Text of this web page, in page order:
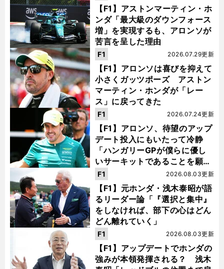
【F1】アストンマーティン・ホ
ンダ「最大級のダウンフォース
増」を実現するも、アロンソが
苦言を呈した理由
【F1】アロンソは喜びを抑えて
小さくガッツポーズ アストン
マーティン・ホンダが「レー
ス」に戻ってきた
2026.07.29更新
F1
【F1】アロンソ、待望のアップ
デート投入にもいたって冷静
「ハンガリーGPが僕らに優し
いサーキットであることを願
う」
2026.07.24更新
F1
【F1】元ホンダ・浅木泰昭が語
るリーダー論「『選択と集中』
をしなければ、部下の心はどん
どん離れていく」
2026.08.03更新
F1
【F1】アップデートでホンダの
強みが本領発揮される？ 浅木
2026.08.03更新
F1